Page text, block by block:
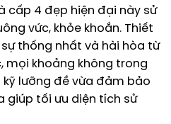
cấp 4 đẹp hiện đại này sử
vức, khỏe khoắn. Thiết
thống nhất và hài hòa từ
mọi khoảng không trong
lưỡng đề vừa đảm bảo
giúp tối ưu diện tích sử